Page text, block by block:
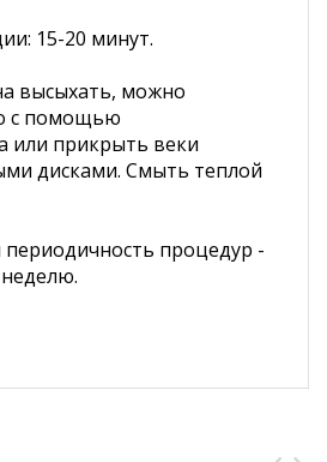
15-20 минут.
высыхать, можно
с помощью
или прикрыть веки
дисками. Смыть теплой
процедур -